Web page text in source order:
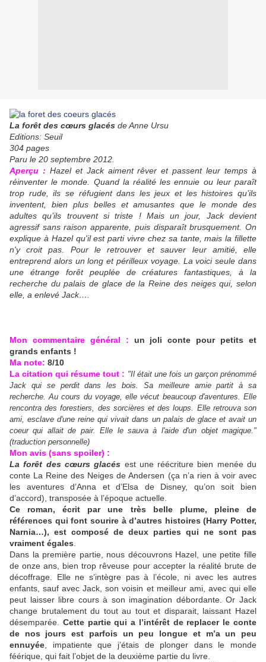
La forêt des cœurs glacés de Anne Ursu
Editions: Seuil
304 pages
Paru le 20 septembre 2012.
Aperçu : Hazel et Jack aiment rêver et passent leur temps à
réinventer le monde. Quand la réalité les ennuie ou leur paraît
trop rude, ils se réfugient dans les jeux et les histoires qu’ils
inventent, bien plus belles et amusantes que le monde des
adultes qu’ils trouvent si triste ! Mais un jour, Jack devient
agressif sans raison apparente, puis disparaît brusquement. On
explique à Hazel qu'il est parti vivre chez sa tante, mais la fillette
n'y croit pas. Pour le retrouver et sauver leur amitié, elle
entreprend alors un long et périlleux voyage. La voici seule dans
une étrange forêt peuplée de créatures fantastiques, à la
recherche du palais de glace de la Reine des neiges qui, selon
elle, a enlevé Jack….
Mon commentaire général : un joli conte pour petits et
grands enfants !
Ma note: 8/10
La citation qui résume tout : "Il était une fois un garçon prénommé
Jack qui se perdit dans les bois. Sa meilleure amie partit à sa
recherche. Au cours du voyage, elle vécut beaucoup d'aventures. Elle
rencontra des forestiers, des sorcières et des loups. Elle retrouva son
ami, esclave d'une reine qui vivait dans un palais de glace et avait un
coeur qui allait de pair. Elle le sauva à l'aide d'un objet magique."
(traduction personnelle)
Mon avis (sans spoiler) :
La forêt des cœurs glacés est une réécriture bien menée du
conte La Reine des Neiges de Andersen (ça n’a rien à voir avec
les aventures d’Anna et d’Elsa de Disney, qu’on soit bien
d’accord), transposée à l’époque actuelle.
Ce roman, écrit par une très belle plume, pleine de
références qui font sourire à d’autres histoires (Harry Potter,
Narnia…), est composé de deux parties qui ne sont pas
vraiment égales
Dans la première partie, nous découvrons Hazel, une petite fille
de onze ans, bien trop rêveuse pour accepter la réalité brute de
décoffrage. Elle ne s’intègre pas à l’école, ni avec les autres
enfants, sauf avec Jack, son voisin et meilleur ami, avec qui elle
peut laisser libre cours à son imagination débordante. Or Jack
change brutalement du tout au tout et disparait, laissant Hazel
désemparée. Cette partie qui a l’intérêt de replacer le conte
de nos jours est parfois un peu longue et m’a un peu
ennuyée , impatiente que j’étais de plonger dans le monde
féérique, qui fait l’objet de la deuxième partie du livre.